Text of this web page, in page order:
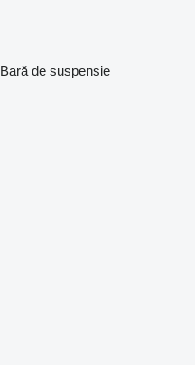
Bară de suspensie